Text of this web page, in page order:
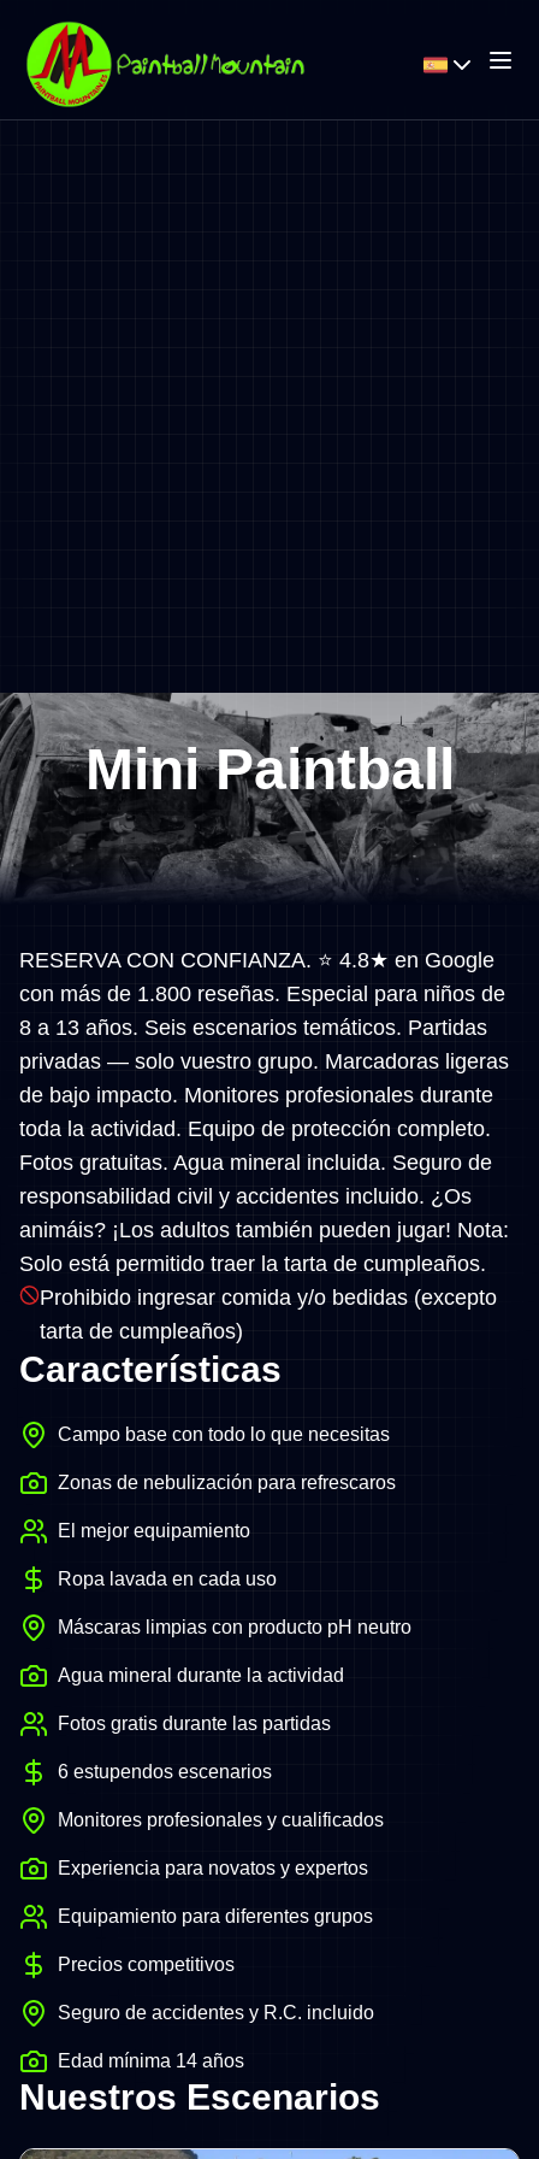
Mini Paintball
RESERVA CON CONFIANZA. ⭐ 4.8★ en Google
con más de 1.800 reseñas. Especial para niños de
8 a 13 años. Seis escenarios temáticos. Partidas
privadas — solo vuestro grupo. Marcadoras ligeras
de bajo impacto. Monitores profesionales durante
toda la actividad. Equipo de protección completo.
Fotos gratuitas. Agua mineral incluida. Seguro de
responsabilidad civil y accidentes incluido. ¿Os
animáis? ¡Los adultos también pueden jugar! Nota:
Solo está permitido traer la tarta de cumpleaños.
Prohibido ingresar comida y/o bedidas (excepto
tarta de cumpleaños)
Características
Campo base con todo lo que necesitas
Zonas de nebulización para refrescaros
El mejor equipamiento
Ropa lavada en cada uso
Máscaras limpias con producto pH neutro
Agua mineral durante la actividad
Fotos gratis durante las partidas
6 estupendos escenarios
Monitores profesionales y cualificados
Experiencia para novatos y expertos
Equipamiento para diferentes grupos
Precios competitivos
Seguro de accidentes y R.C. incluido
Edad mínima 14 años
Nuestros Escenarios